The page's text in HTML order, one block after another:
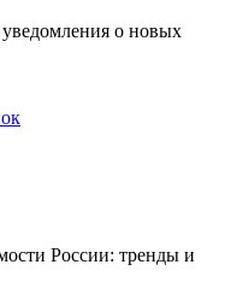
о новых
России: тренды и